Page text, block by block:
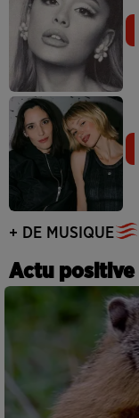
+ DE MUSIQUE
Actu positive